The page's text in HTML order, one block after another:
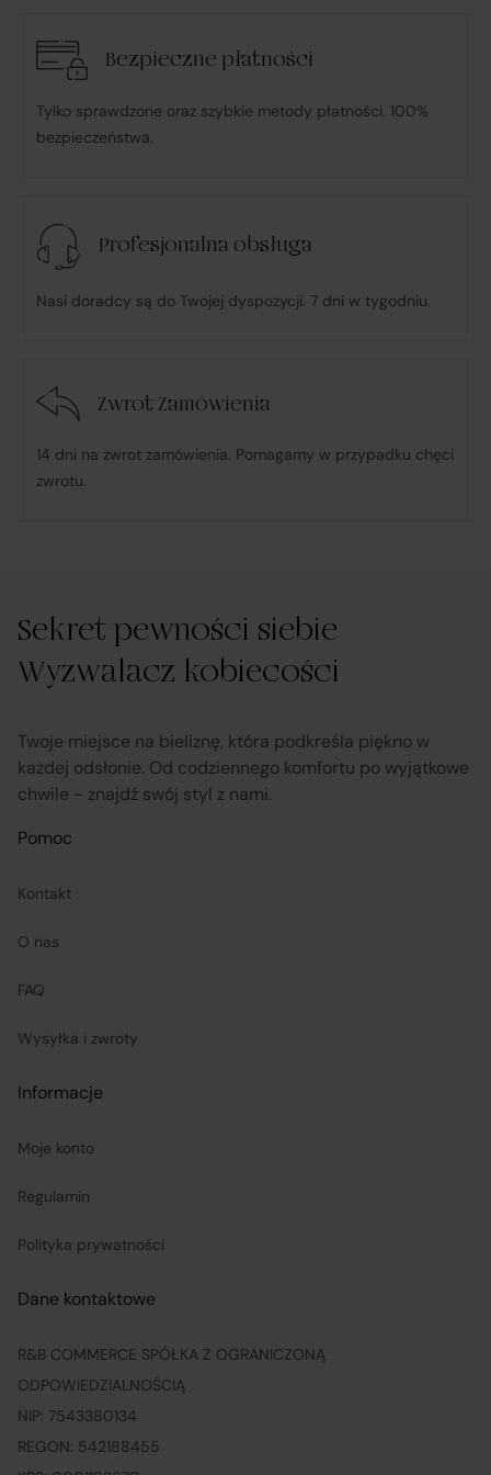
Bezpieczne płatności
Tylko sprawdzone oraz szybkie metody płatności. 100%
bezpieczeństwa.
Profesjonalna obsługa
Nasi doradcy są do Twojej dyspozycji. 7 dni w tygodniu.
Zwrot Zamówienia
14 dni na zwrot zamówienia. Pomagamy w przypadku chęci
zwrotu.
Sekret pewności siebie
Wyzwalacz kobiecości
Twoje miejsce na bieliznę, która podkreśla piękno w
każdej odsłonie. Od codziennego komfortu po wyjątkowe
chwile - znajdź swój styl z nami.
Pomoc
Kontakt
O nas
FAQ
Wysyłka i zwroty
Informacje
Moje konto
Regulamin
Polityka prywatności
Dane kontaktowe
R&B COMMERCE SPÓŁKA Z OGRANICZONĄ
ODPOWIEDZIALNOŚCIĄ
NIP: 7543380134
REGON: 542188455
informuje Klienta o wysyłce zamówionego Towaru;
ponosi odpowiedzialność za zgodność Towaru z
konsumenta;
udostępnia, na życzenie Klienta, dokumentację
produktową i instrukcje użytkowania w języku polskim;
obsługuje odstąpienie od umowy pośrednictwa;
umowy sprzedaży;
koordynuje proces odstąpienia od umowy sprzedaży
– w tym przyjmuje oświadczenia Klientów, potwierdza
zwrotu ceny i kosztów dostawy.
sprzedaży, w tym za dostarczenie towarów zgodnych z
Platformie;
zgodnie z jej treścią;
z zawartej umowy sprzedaży, przy czym obowiązki
zakresie reklamacji i odstąpienia od umowy wykonuje
w ich imieniu Operator Platformy.